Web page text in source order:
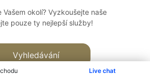
Live chat
okolí? Vyzkoušejte naše
pouze ty nejlepší služby!
Vyhledávání